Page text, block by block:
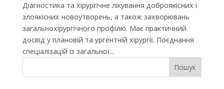
Діагностика та хірургічне лікування доброякісних і
злоякісних новоутворень, а також захворювань
загальнохірургічного профілю. Має практичний
досвід у плановій та ургентній хірургії. Поєднання
спеціалізацій із загальної...
Пошук